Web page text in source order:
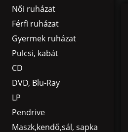
Női ruházat
Férfi ruházat
Gyermek ruházat
Pulcsi, kabát
CD
DVD, Blu-Ray
LP
Pendrive
Maszk,kendő,sál, sapka